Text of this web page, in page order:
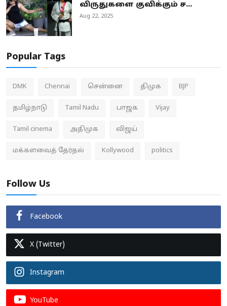
விருதுகளை குவிக்கும் ச...
Aug 22, 2025
Popular Tags
DMK Chennai சென்னை திமுக BJP
தமிழ்நாடு Tamil Nadu பாஜக Vijay
Tamil cinema அதிமுக விஜய்
மக்களவைத் தேர்தல் Kollywood politics
Follow Us
Facebook
X (Twitter)
Instagram
YouTube